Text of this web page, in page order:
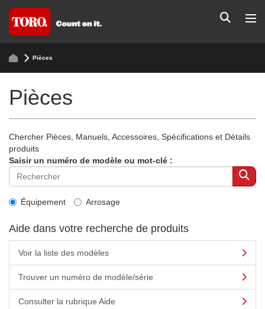
Pièces
Pièces
Chercher Pièces, Manuels, Accessoires, Spécifications et Détails
produits
Saisir un numéro de modèle ou mot-clé :
Équipement Arrosage
Aide dans votre recherche de produits
Voir la liste des modèles
Trouver un numéro de modèle/série
Consulter la rubrique Aide